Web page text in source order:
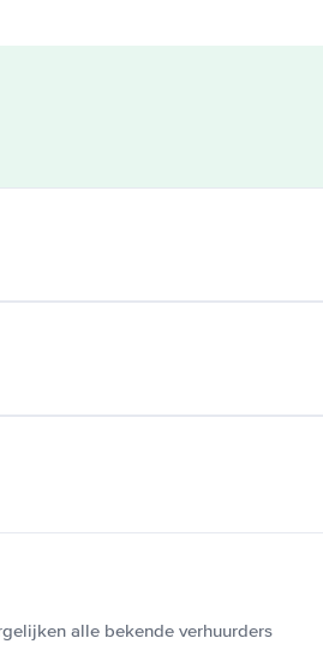
alle bekende verhuurders